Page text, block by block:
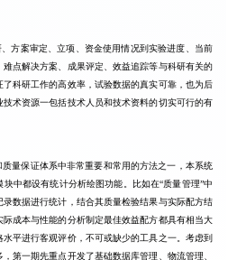
方案审定、立项、资金使用情况到实验进度、当前
点解决方案、成果评定、效益追踪等与科研有关的
科研工作的高效率，试验数据的真实可靠，也为后
术资源一包括技术人员和技术资料的切实可行的有
量保证体系中非常重要和常用的方法之一，本系统
中都设有统计分析绘图功能。比如在“质量管理”中
数据进行统计，结合其质量检验结果与实际配方结
成本与性能的分析制定最佳效益配方都具有相当大
平进行客观评价，不可或缺少的工具之一。考虑到
第一期先重点开发了基础数据库管理、物流管理、